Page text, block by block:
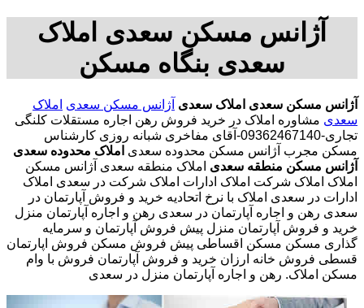
آژانس مسکن سعدی املاک
سعدی بنگاه مسکن
آژانس مسکن سعدی املاک سعدی آژانس مسکن سعدی املاک
سعدی مشاوره املاک در خرید فروش رهن اجاره مستقلات کلنگی
تجاری-09362467140-آقای مفاخری شبانه روزی کارشناس
مسکن مجرب آژانس مسکن محدوده سعدی املاک محدوده سعدی
آژانس مسکن منطقه سعدی املاک منطقه سعدی آژانس مسکن
املاک املاک شرکت املاک ادارات املاک شرکت در سعدی املاک
ادارات در سعدی املاک با نرخ اتحادیه خرید و فروش آپارتمان در
سعدی رهن و اجاره آپارتمان در سعدی رهن و اجاره آپارتمان منزل
خرید و فروش آپارتمان منزل پیش فروش آپارتمان و سرمایه
گذاری مسکن مسکن اقساطی پیش فروش مسکن فروش اپارتمان
قسطی فروش خانه ارزان خرید و فروش آپارتمان فروش با وام
مسکن املاک. رهن و اجاره آپارتمان منزل در سعدی